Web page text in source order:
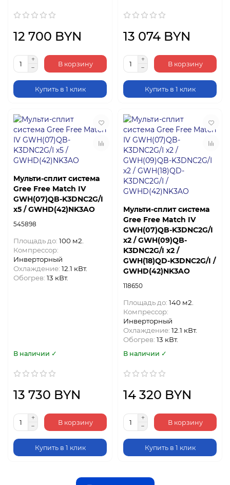
12 700 BYN
В корзину
Купить в 1 клик
13 074 BYN
В корзину
Купить в 1 клик
Мульти-сплит система
Gree Free Match IV
GWH(07)QB-K3DNC2G/I
х5 / GWHD(42)NK3AO
545898
Площадь до: 100 м2.
Компрессор:
Инверторный
Охлаждение: 12.1 кВт.
Обогрев: 13 кВт.
В наличии ✓
13 730 BYN
В корзину
Купить в 1 клик
Мульти-сплит система
Gree Free Match IV
GWH(07)QB-K3DNC2G/I
х2 / GWH(09)QB-
K3DNC2G/I х2 /
GWH(18)QD-K3DNC2G/I /
GWHD(42)NK3AO
118650
Площадь до: 140 м2.
Компрессор:
Инверторный
Охлаждение: 12.1 кВт.
Обогрев: 13 кВт.
В наличии ✓
14 320 BYN
В корзину
Купить в 1 клик